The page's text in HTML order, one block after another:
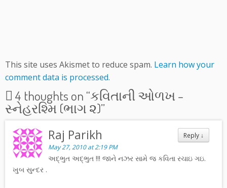
This site uses Akismet to reduce spam. Learn how your
comment data is processed.
4 thoughts on “કવિતાની ઓળખ –
સ્નેહરશ્મિ (ભાગ ૨)”
Reply ↓
Raj Parikh
May 27, 2010 at 2:19 PM
અદ્ભુત અદ્ભુત !!! જાને નઝર સામે જ કવિતા રચાઇ ગઇ.
ખુબ સુન્દર .